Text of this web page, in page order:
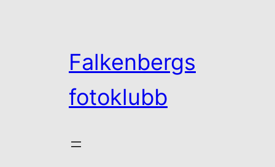
Falkenbergs
fotoklubb